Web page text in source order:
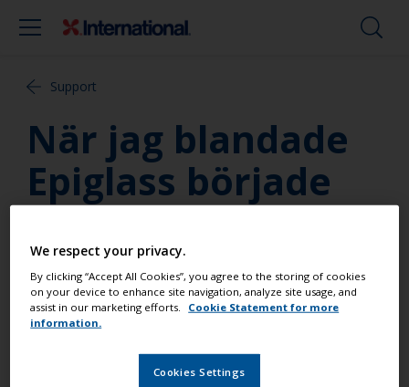
Support
När jag blandade
Epiglass började
det efter några
minuter bubbla
och ryka. Hur gör
jag för att undvika
We respect your privacy.
By clicking “Accept All Cookies”, you agree to the storing of cookies
on your device to enhance site navigation, analyze site usage, and
assist in our marketing efforts.
Cookie Statement for more
information.
Cookies Settings